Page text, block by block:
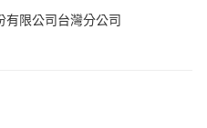
有限公司台灣分公司